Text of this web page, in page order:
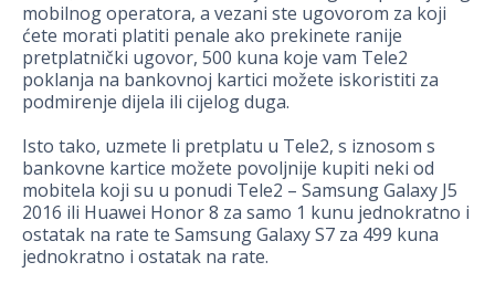
mobilnog operatora, a vezani ste ugovorom za koji
ćete morati platiti penale ako prekinete ranije
pretplatnički ugovor, 500 kuna koje vam Tele2
poklanja na bankovnoj kartici možete iskoristiti za
podmirenje dijela ili cijelog duga.
Isto tako, uzmete li pretplatu u Tele2, s iznosom s
bankovne kartice možete povoljnije kupiti neki od
mobitela koji su u ponudi Tele2 – Samsung Galaxy J5
2016 ili Huawei Honor 8 za samo 1 kunu jednokratno i
ostatak na rate te Samsung Galaxy S7 za 499 kuna
jednokratno i ostatak na rate.